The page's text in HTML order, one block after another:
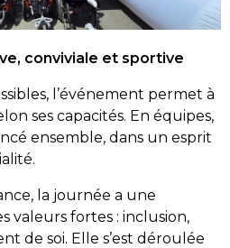
conviviale et sportive
l’événement permet à
ses capacités. En équipes,
ensemble, dans un esprit
la journée a une
valeurs fortes : inclusion,
de soi. Elle s’est déroulée